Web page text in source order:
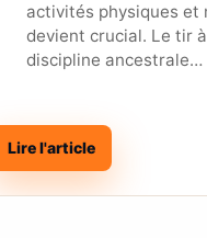
activités physiques et
devient crucial. Le tir à
discipline ancestrale…
Lire l'article